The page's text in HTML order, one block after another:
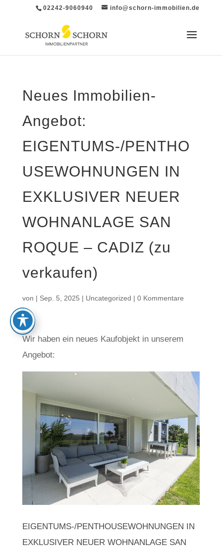
02242-9060940 info@schorn-immobilien.de
Neues Immobilien-
Angebot:
EIGENTUMS-/PENTHO
USEWOHNUNGEN IN
EXKLUSIVER NEUER
WOHNANLAGE SAN
ROQUE – CADIZ (zu
verkaufen)
von | Sep. 5, 2025 | Uncategorized | 0 Kommentare
Wir haben ein neues Kaufobjekt in unserem
Angebot:
EIGENTUMS-/PENTHOUSEWOHNUNGEN IN
EXKLUSIVER NEUER WOHNANLAGE SAN